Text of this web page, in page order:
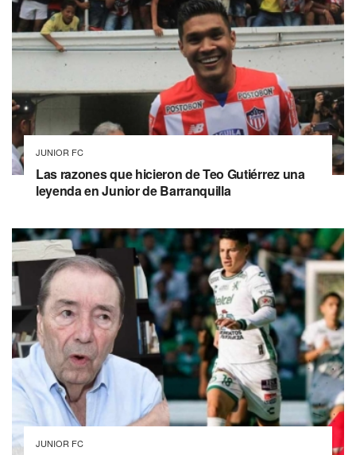
JUNIOR FC
Las razones que hicieron de Teo Gutiérrez una
leyenda en Junior de Barranquilla
JUNIOR FC